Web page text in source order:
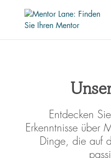
Entdecken
Erkenntnisse über
Dinge, die auf